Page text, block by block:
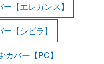
【エレガンス】
【シビラ】
カバー【PC】